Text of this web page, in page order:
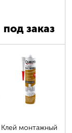
под заказ
Клей монтажный